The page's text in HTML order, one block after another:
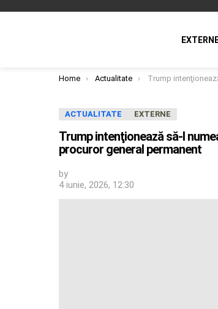
You are here:
Home Actualitate Trump intenţionează să-l numească pe secretarul său
ACTUALITATE EXTERNE
Trump intenţionează să-l
procuror general permanent
by
4 iunie, 2026, 12:30